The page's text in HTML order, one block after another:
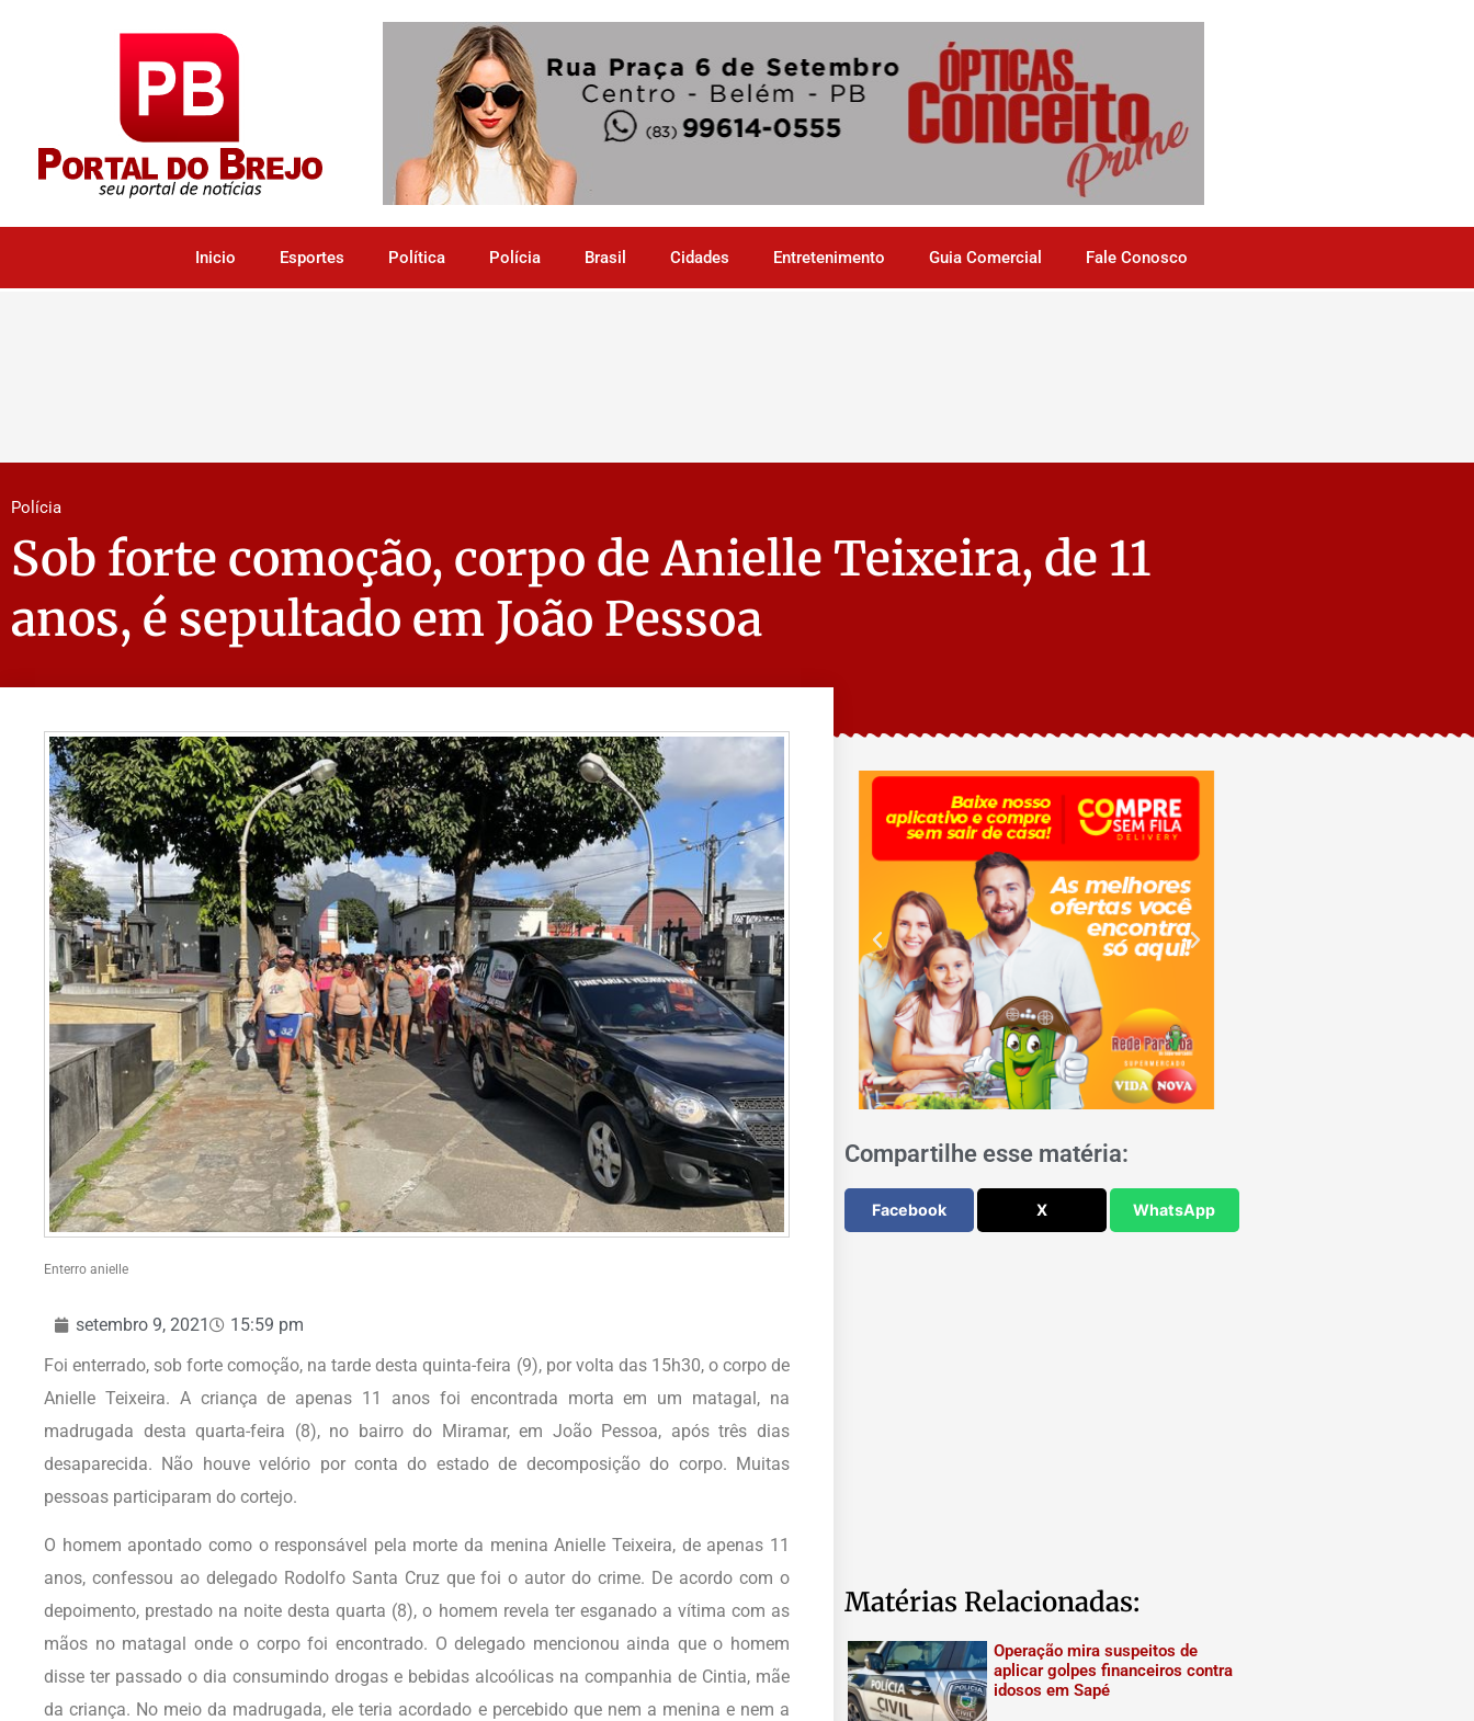
Inicio Esportes Política Polícia Brasil Cidades Entretenimento Guia Comercial Fale Conosco
Polícia
Sob forte comoção, corpo de Anielle Teixeira, de 11
anos, é sepultado em João Pessoa
Enterro anielle
setembro 9, 2021
15:59 pm
Foi enterrado, sob forte comoção, na tarde desta quinta-feira (9), por volta das 15h30, o corpo de
Anielle Teixeira. A criança de apenas 11 anos foi encontrada morta em um matagal, na
madrugada desta quarta-feira (8), no bairro do Miramar, em João Pessoa, após três dias
desaparecida. Não houve velório por conta do estado de decomposição do corpo. Muitas
pessoas participaram do cortejo.
O homem apontado como o responsável pela morte da menina Anielle Teixeira, de apenas 11
anos, confessou ao delegado Rodolfo Santa Cruz que foi o autor do crime. De acordo com o
depoimento, prestado na noite desta quarta (8), o homem revela ter esganado a vítima com as
mãos no matagal onde o corpo foi encontrado. O delegado mencionou ainda que o homem
disse ter passado o dia consumindo drogas e bebidas alcoólicas na companhia de Cintia, mãe
da criança. No meio da madrugada, ele teria acordado e percebido que nem a menina e nem a
Compartilhe esse matéria:
Facebook X WhatsApp
Matérias Relacionadas:
Operação mira suspeitos de
aplicar golpes financeiros contra
idosos em Sapé